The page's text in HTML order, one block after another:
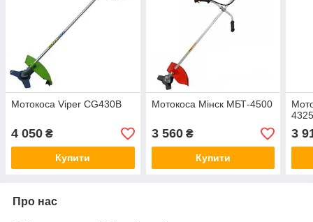
Мотокоса Viper CG430B
4 050 ₴
Купити
Мотокоса Мінск МБТ-4500
3 560₴
Купити
3
Про нас